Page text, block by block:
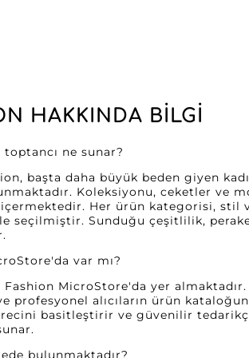
HAKKINDA BILGI
toptancı ne sunar?
başta daha büyük beden giyen
Koleksiyonu, ceketler ve
Her ürün kategorisi,
seçilmiştir. Sunduğu çeşitlilik,
var mı?
Fashion MicroStore'da yer
profesyonel alıcıların ürün
basitleştirir ve güvenilir
bulunmaktadır?